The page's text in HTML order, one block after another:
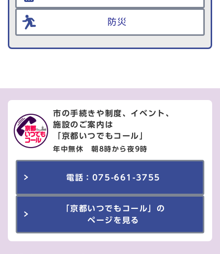
防災
市の手続きや制度、イベント、
施設のご案内は
「京都いつでもコール」
年中無休 朝8時から夜9時
電話：075-661-3755
「京都いつでもコール」の
ページを見る